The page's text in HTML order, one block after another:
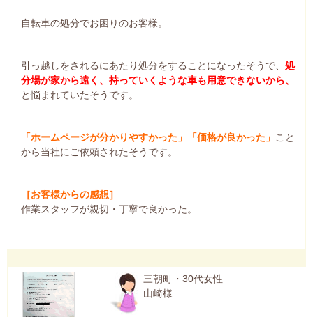
自転車の処分でお困りのお客様。
引っ越しをされるにあたり処分をすることになったそうで、 処
分場が家から遠く、持っていくような車も用意できないから、
と悩まれていたそうです。
「ホームページが分かりやすかった」「価格が良かった」 こと
から当社にご依頼されたそうです。
［お客様からの感想］
作業スタッフが親切・丁寧で良かった。
三朝町・30代女性
山崎様